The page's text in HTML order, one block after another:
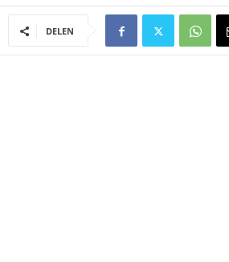
DELEN